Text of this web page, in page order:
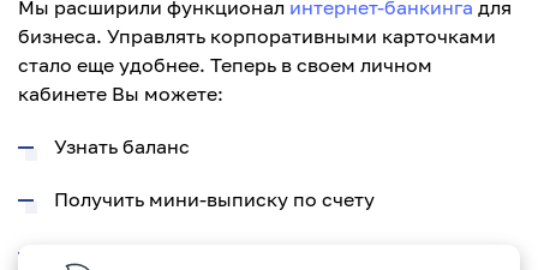
Мы расширили функционал интернет-банкинга для
бизнеса. Управлять корпоративными карточками
стало еще удобнее. Теперь в своем личном
кабинете Вы можете:
Узнать баланс
Получить мини-выписку по счету